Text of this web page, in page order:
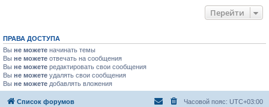
Перейти
ПРАВА ДОСТУПА
Вы не можете начинать темы
Вы не можете отвечать на сообщения
Вы не можете редактировать свои сообщения
Вы не можете удалять свои сообщения
Вы не можете добавлять вложения
Список форумов Часовой пояс: UTC+03:00